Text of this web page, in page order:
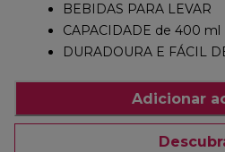
BEBIDAS PARA LEVAR
CAPACIDADE de 400 ml
DURADOURA E FÁCIL
Adicionar